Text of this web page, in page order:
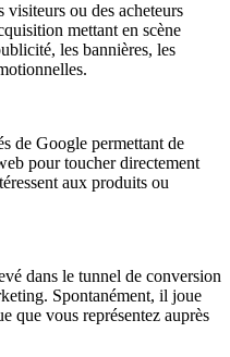
visiteurs ou des acheteurs
mettant en scène
les bannières, les
de Google permettant de
pour toucher directement
aux produits ou
dans le tunnel de conversion
Spontanément, il joue
que vous représentez auprès